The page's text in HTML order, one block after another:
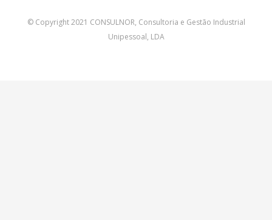
© Copyright 2021 CONSULNOR, Consultoria e Gestão Industrial
Unipessoal, LDA